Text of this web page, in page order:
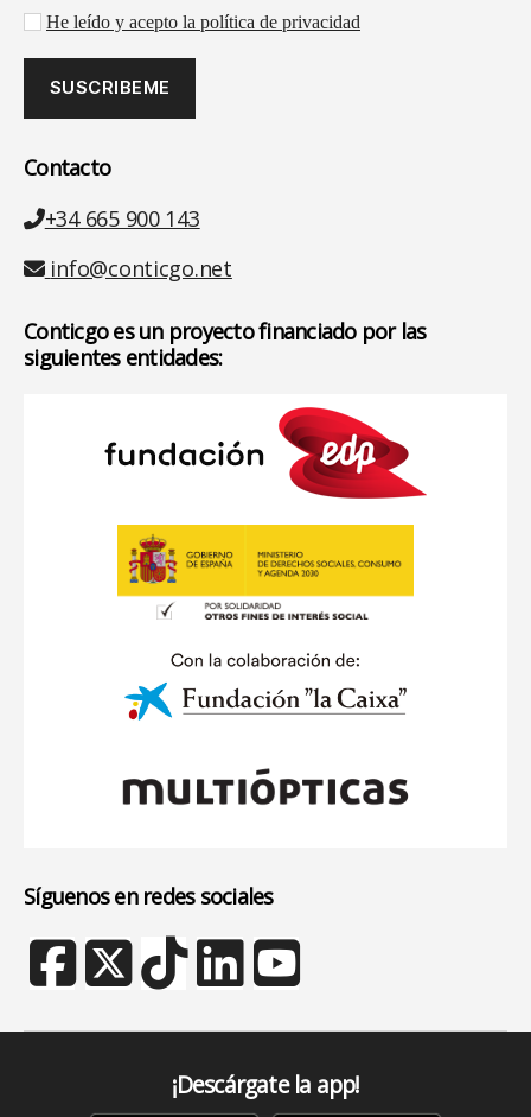
Aceptación de la política de privacidad
He leído y acepto la política de privacidad
Contacto
Teléfono
+34 665 900 143
Email
info@conticgo.net
Conticgo es un proyecto financiado por las
siguientes entidades:
Síguenos en redes sociales
¡Descárgate la app!